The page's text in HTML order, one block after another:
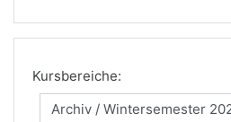
Kursbereiche: